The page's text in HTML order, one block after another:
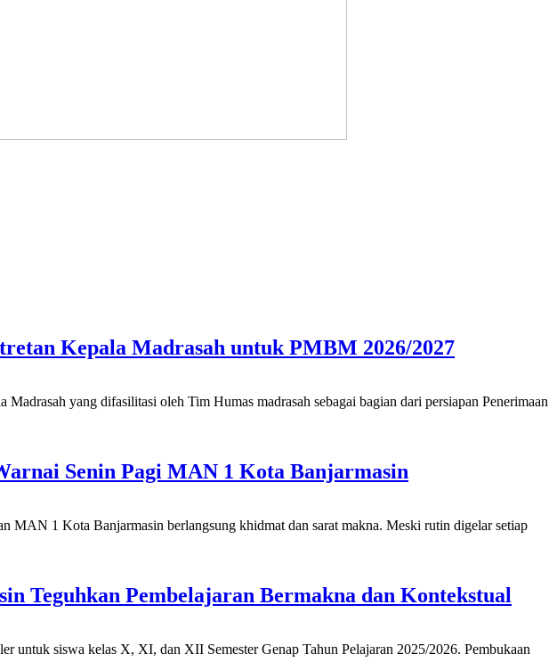
Kepala Madrasah untuk PMBM 2026/2027
yang difasilitasi oleh Tim Humas madrasah sebagai bagian dari persiapan Penerimaan
Senin Pagi MAN 1 Kota Banjarmasin
MAN 1 Kota Banjarmasin berlangsung khidmat dan sarat makna. Meski rutin digelar setiap
Teguhkan Pembelajaran Bermakna dan Kontekstual
siswa kelas X, XI, dan XII Semester Genap Tahun Pelajaran 2025/2026. Pembukaan